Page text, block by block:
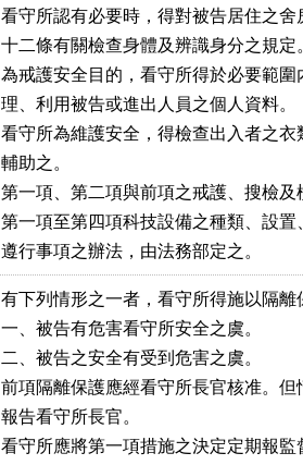
看守所認有必要時，得對被告居住之
十二條有關檢查身體及辨識身分之規定
為戒護安全目的，看守所得於必要範
理、利用被告或進出人員之個人資料。
看守所為維護安全，得檢查出入者之
輔助之。
第一項、第二項與前項之戒護、搜檢
第一項至第四項科技設備之種類、設
遵行事項之辦法，由法務部定之。
有下列情形之一者，看守所得施以隔離
一、被告有危害看守所安全之虞。
二、被告之安全有受到危害之虞。
前項隔離保護應經看守所長官核准。
報告看守所長官。
看守所應將第一項措施之決定定期報